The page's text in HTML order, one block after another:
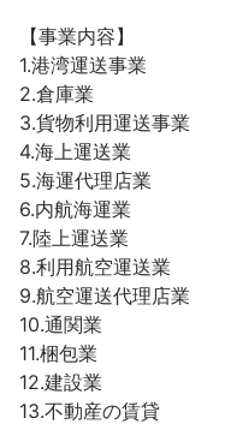
【事業内容】
1.港湾運送事業
2.倉庫業
3.貨物利用運送事業
4.海上運送業
5.海運代理店業
6.内航海運業
7.陸上運送業
8.利用航空運送業
9.航空運送代理店業
10.通関業
11.梱包業
12.建設業
13.不動産の賃貸